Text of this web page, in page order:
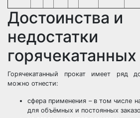
Достоинства и
недостатки
горячекатанных
Горячекатанный прокат имеет ряд
можно отнести:
сфера применения – в том числе
для объёмных и постоянных